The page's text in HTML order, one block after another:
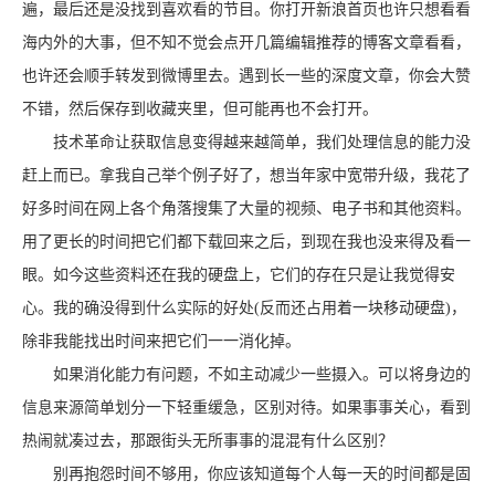
遍，最后还是没找到喜欢看的节目。你打开新浪首页也许只想看看
海内外的大事，但不知不觉会点开几篇编辑推荐的博客文章看看，
也许还会顺手转发到微博里去。遇到长一些的深度文章，你会大赞
不错，然后保存到收藏夹里，但可能再也不会打开。
技术革命让获取信息变得越来越简单，我们处理信息的能力没
赶上而已。拿我自己举个例子好了，想当年家中宽带升级，我花了
好多时间在网上各个角落搜集了大量的视频、电子书和其他资料。
用了更长的时间把它们都下载回来之后，到现在我也没来得及看一
眼。如今这些资料还在我的硬盘上，它们的存在只是让我觉得安
心。我的确没得到什么实际的好处(反而还占用着一块移动硬盘)，
除非我能找出时间来把它们一一消化掉。
如果消化能力有问题，不如主动减少一些摄入。可以将身边的
信息来源简单划分一下轻重缓急，区别对待。如果事事关心，看到
热闹就凑过去，那跟街头无所事事的混混有什么区别？
别再抱怨时间不够用，你应该知道每个人每一天的时间都是固